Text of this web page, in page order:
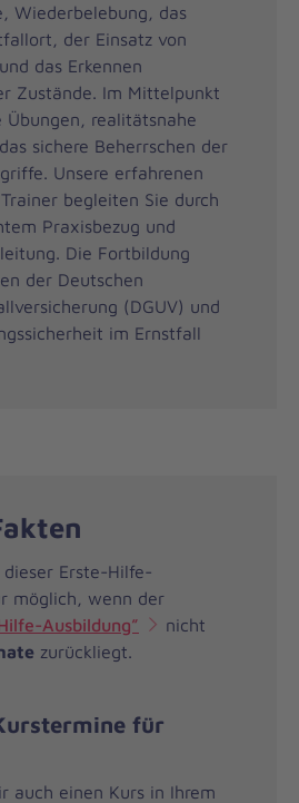
Wiederbelebung, das
der Einsatz von
das Erkennen
Zustände. Im Mittelpunkt
Übungen, realitätsnahe
sichere Beherrschen der
Unsere erfahrenen
begleiten Sie durch
Praxisbezug und
Die Fortbildung
der Deutschen
(DGUV) und
im Ernstfall
dieser Erste-Hilfe-
möglich, wenn der
Ausbildung”
nicht
zurückliegt.
für
auch einen Kurs in Ihrem